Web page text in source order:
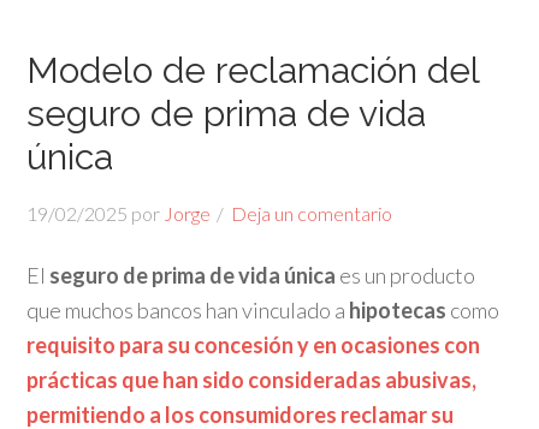
Modelo de reclamación del
seguro de prima de vida
única
19/02/2025 por Jorge Deja un comentario
El seguro de prima de vida única es un producto
que muchos bancos han vinculado a hipotecas como
requisito para su concesión y en ocasiones con
prácticas que han sido consideradas abusivas,
permitiendo a los consumidores reclamar su